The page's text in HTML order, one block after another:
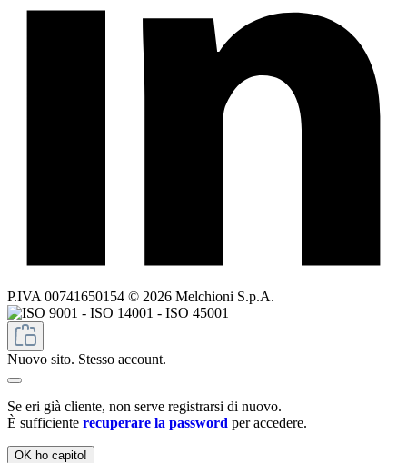
P.IVA 00741650154 © 2026 Melchioni S.p.A.
Nuovo sito. Stesso account.
Se eri già cliente, non serve registrarsi di nuovo.
È sufficiente recuperare la password per accedere.
OK ho capito!